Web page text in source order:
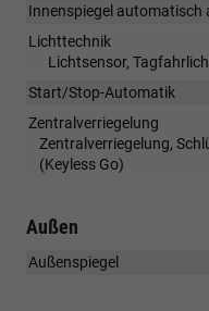
Innenspiegel automatisch
Lichttechnik
Lichtsensor,
Start/Stop-Automatik
Zentralverriegelung
Zentralverriegelung,
(Keyless Go)
Außen
Außenspiegel